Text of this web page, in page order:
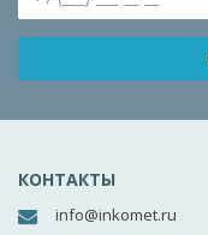
КОНТАКТЫ
info@inkomet.ru